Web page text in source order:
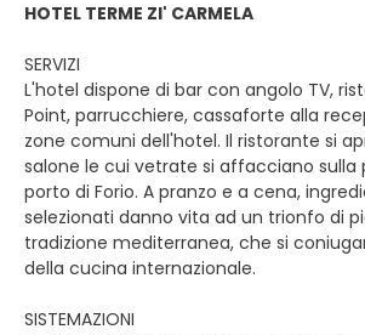
HOTEL TERME ZI' CARMELA
SERVIZI
L'hotel dispone di bar con angolo TV,
Point, parrucchiere, cassaforte alla
zone comuni dell'hotel. Il ristorante si
salone le cui vetrate si affacciano sulla
porto di Forio. A pranzo e a cena,
selezionati danno vita ad un trionfo di
tradizione mediterranea, che si
della cucina internazionale.
SISTEMAZIONI